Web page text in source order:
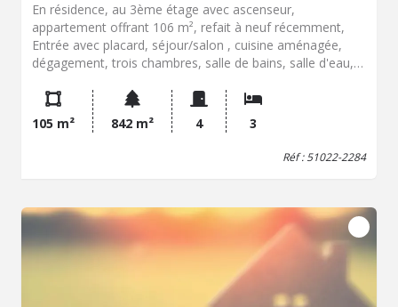
En résidence, au 3ème étage avec ascenseur,
appartement offrant 106 m², refait à neuf récemment,
Entrée avec placard, séjour/salon , cuisine aménagée,
dégagement, trois chambres, salle de bains, salle d'eau,
une place de stationnement pour 2 VL. Cave. Charges de
copropriété par trimestre : 800 € (avec eau chaude et eau
froide).
105 m² 842 m² 4 3
Réf : 51022-2284